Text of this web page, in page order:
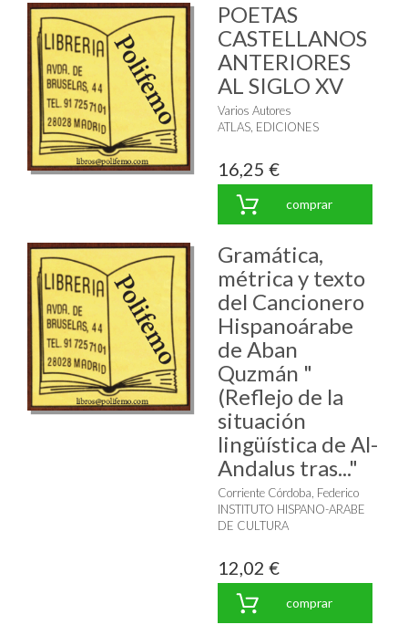
POETAS
CASTELLANOS
ANTERIORES
AL SIGLO XV
Varios Autores
ATLAS, EDICIONES
16,25 €
comprar
Gramática,
métrica y texto
del Cancionero
Hispanoárabe
de Aban
Quzmán "
(Reflejo de la
situación
lingüística de Al-
Andalus tras..."
Corriente Córdoba, Federico
INSTITUTO HISPANO-ARABE
DE CULTURA
12,02 €
comprar